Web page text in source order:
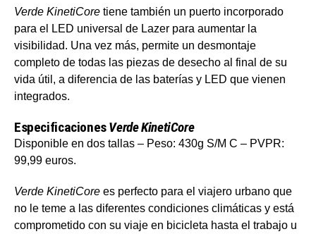
Verde KinetiCore tiene también un puerto incorporado
para el LED universal de Lazer para aumentar la
visibilidad. Una vez más, permite un desmontaje
completo de todas las piezas de desecho al final de su
vida útil, a diferencia de las baterías y LED que vienen
integrados.
EspecificacionesVerde KinetiCore
Disponible en dos tallas – Peso: 430g S/M C – PVPR:
99,99 euros.
Verde KinetiCore es perfecto para el viajero urbano que
no le teme a las diferentes condiciones climáticas y está
comprometido con su viaje en bicicleta hasta el trabajo u